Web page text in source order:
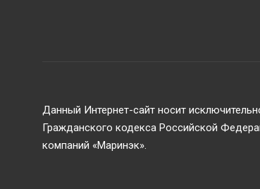
Данный Интернет-сайт носит
Гражданского кодекса Российской
компаний «Маринэк».